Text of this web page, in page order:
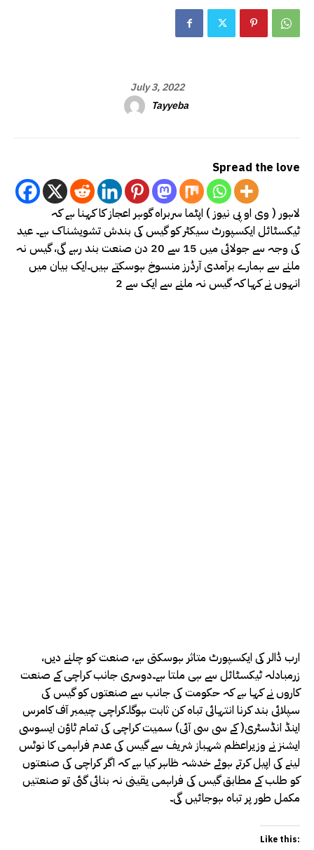
July 3, 2022
Tayyeba
Spread the love
لاہور ( وی او پی نیوز ) اپٹما سربراہ گوہر اعجاز کا کہنا ہے کہ
ٹیکسٹائل ایکسپورٹ سیکٹر کو گیس کی بندش تشویشناک ہے۔ عید
کی وجہ سے جولائی میں 15 سے 20 دن صنعت بند رہے گی، گیس نہ
ملنے سے ہمارے برآمدی آرڈرز منسوخ ہوسکتے ہیں۔ایک بیان میں
انہوں نے کہا کہ گیس نہ ملنے سے ایک سے 2
ارب ڈالر کی ایکسپورٹ متاثر ہوسکتی ہے، صنعت کو چلنے دیں،
زرمبادلہ ٹیکسٹائل سے ہی ملتا ہے۔دوسری جانب کراچی کے صنعت
کاروں نے کہا ہے کہ حکومت کی جانب سے صنعتوں کو گیس کی
سپلائی بند کرنا انتہائی تباہ کن ثابت ہوگا۔کراچی چیمبر آف کامرس
اینڈ انڈسٹری( کے سی سی آئی) سمیت کراچی کی تمام ٹاؤن ایسوسی
ایشنز نے وزیراعظم شہباز شریف سے گیس کی عدم فراہمی کا نوٹس
لینے کی اپیل کرتے ہوئے خدشہ ظاہر کیا ہے کہ اگر کراچی کی صنعتوں
کو طلب کے مطابق گیس کی فراہمی یقینی نہ بنائی گئی تو صنعتیں
مکمل طور پر تباہ ہوجائیں گی۔
Like this: